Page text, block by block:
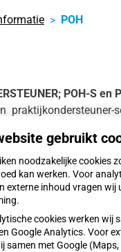
POH
POH-S en
praktijkondersteuner-
verpleegkundige,
met diabetes
copd, hart- en
uiteraard in overleg
maandag en dinsdag
een
problemen
gebruikt
noodzakelijke cookies
kan werken. Voor
externe inhoud vragen wij
cookies werken wij
Google Analytics. Voor
samen met Google (Maps,